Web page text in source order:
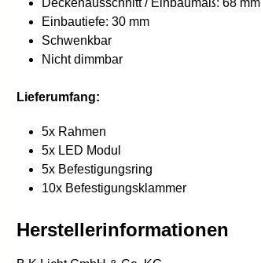
Einbautiefe: 30 mm
Schwenkbar
Nicht dimmbar
Lieferumfang:
5x Rahmen
5x LED Modul
5x Befestigungsring
10x Befestigungsklammer
Herstellerinformationen